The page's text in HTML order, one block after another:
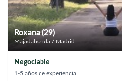
Roxana (29)
Majadahonda / Madrid
Negociable
1-5 años de experiencia